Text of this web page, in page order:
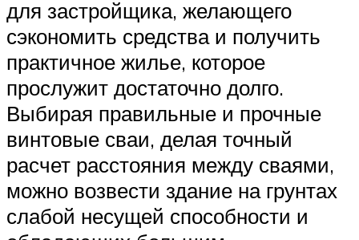
для застройщика, желающего
сэкономить средства и получить
практичное жилье, которое
прослужит достаточно долго.
Выбирая правильные и прочные
винтовые сваи, делая точный
расчет расстояния между сваями,
можно возвести здание на грунтах
слабой несущей способности и